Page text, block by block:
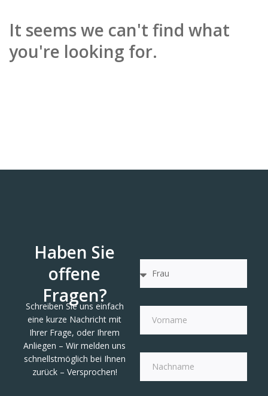
It seems we can't find what
you're looking for.
Haben Sie
offene
Fragen?
Schreiben Sie uns einfach
eine kurze Nachricht mit
Ihrer Frage, oder Ihrem
Anliegen – Wir melden uns
schnellstmöglich bei Ihnen
zurück – Versprochen!